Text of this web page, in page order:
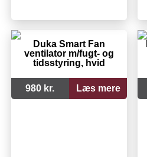
Duka Smart Fan
ventilator m/fugt- og
tidsstyring, hvid
980 kr. Læs mere